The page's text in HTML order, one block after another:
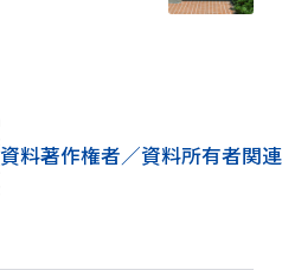
資料著作権者／資料所有者関